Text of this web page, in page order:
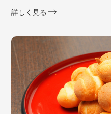
詳しく見る